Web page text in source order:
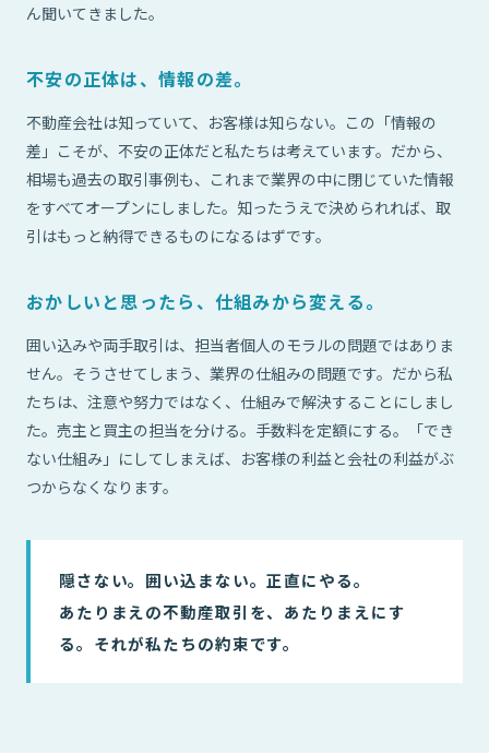
ん聞いてきました。
不安の正体は、情報の差。
不動産会社は知っていて、お客様は知らない。この「情報の
差」こそが、不安の正体だと私たちは考えています。だから、
相場も過去の取引事例も、これまで業界の中に閉じていた情報
をすべてオープンにしました。知ったうえで決められれば、取
引はもっと納得できるものになるはずです。
おかしいと思ったら、仕組みから変える。
囲い込みや両手取引は、担当者個人のモラルの問題ではありま
せん。そうさせてしまう、業界の仕組みの問題です。だから私
たちは、注意や努力ではなく、仕組みで解決することにしまし
た。売主と買主の担当を分ける。手数料を定額にする。「でき
ない仕組み」にしてしまえば、お客様の利益と会社の利益がぶ
つからなくなります。
隠さない。囲い込まない。正直にやる。
あたりまえの不動産取引を、あたりまえにす
る。それが私たちの約束です。